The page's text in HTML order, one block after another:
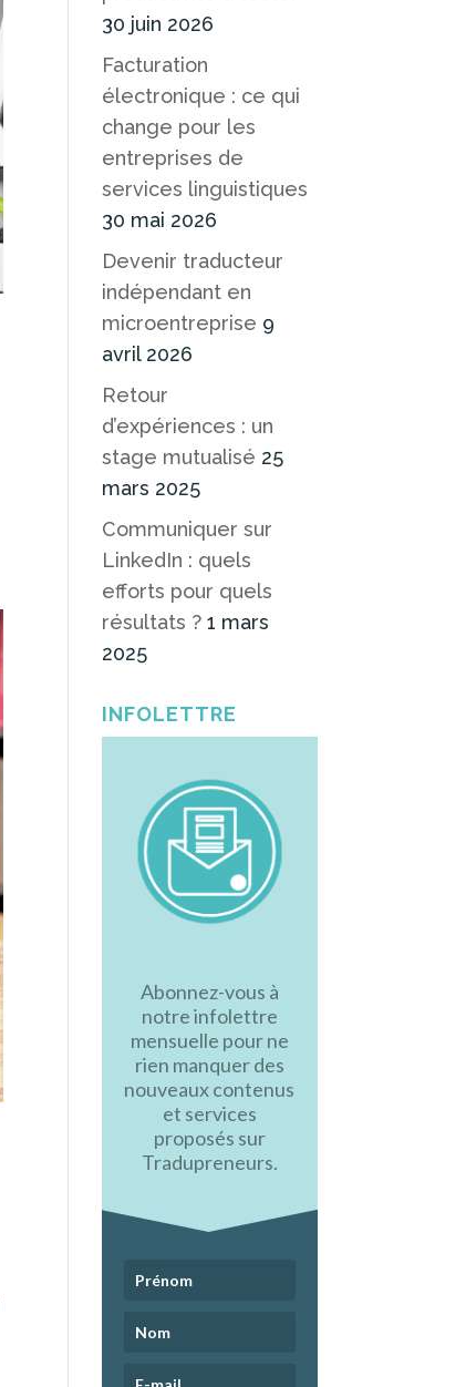
30 juin 2026
Facturation
électronique : ce qui
change pour les
entreprises de
services linguistiques
30 mai 2026
Devenir traducteur
indépendant en
microentreprise 9
avril 2026
Retour
d’expériences : un
stage mutualisé 25
mars 2025
Communiquer sur
LinkedIn : quels
efforts pour quels
résultats ? 1 mars
2025
INFOLETTRE
Abonnez-vous à
notre infolettre
mensuelle pour ne
rien manquer des
nouveaux contenus
et services
proposés sur
Tradupreneurs.